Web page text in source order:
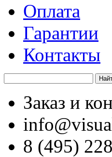
Оплата
Гарантии
Контакты
Заказ и
8 (495)